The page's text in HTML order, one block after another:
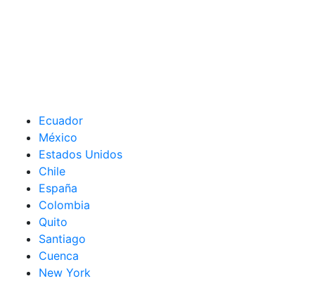
Ecuador
México
Estados Unidos
Chile
España
Colombia
Quito
Santiago
Cuenca
New York